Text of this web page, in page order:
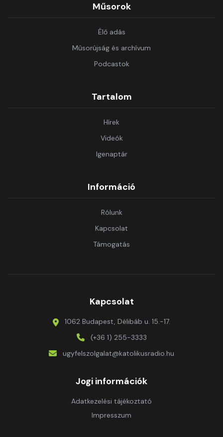
Műsorok
Élő adás
Műsorújság és archívum
Podcastok
Tartalom
Hírek
Videók
Igenaptár
Információ
Rólunk
Kapcsolat
Támogatás
Kapcsolat
1062 Budapest, Délibáb u. 15.-17.
(+36 1) 255-3333
ugyfelszolgalat@katolikusradio.hu
Jogi információk
Adatkezelési tájékoztató
Impresszum